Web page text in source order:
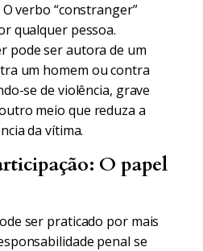
verbo “constranger”
qualquer pessoa.
pode ser autora de um
um homem ou contra
se de violência, grave
meio que reduza a
da vítima.
O papel
ser praticado por mais
penal se